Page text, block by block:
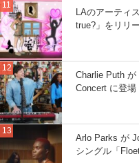
LAのアーティ
true?」をリリ
Charlie Puth
Concert に登場
Arlo Parks が
シングル「